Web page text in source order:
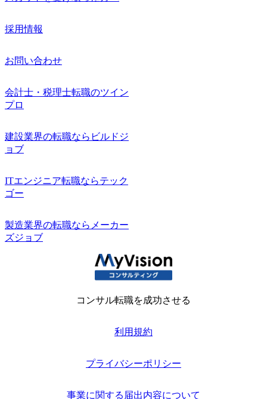
採用情報
お問い合わせ
会計士・税理士転職のツイン
プロ
建設業界の転職ならビルドジ
ョブ
ITエンジニア転職ならテック
ゴー
製造業界の転職ならメーカー
ズジョブ
コンサル転職を成功させる
利用規約
プライバシーポリシー
事業に関する届出内容について